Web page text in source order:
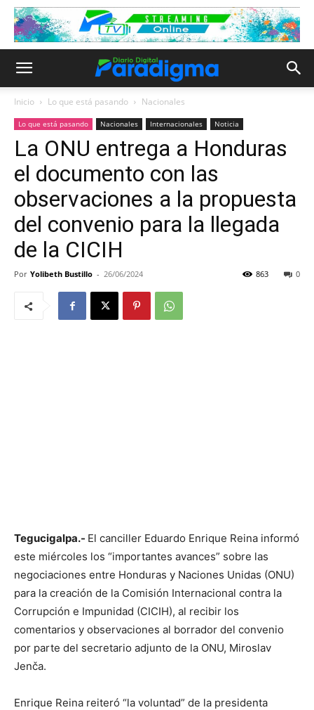
Inicio Lo que está pasando Nacionales
Lo que está pasando Nacionales Internacionales Noticia
La ONU entrega a Honduras
el documento con las
observaciones a la propuesta
del convenio para la llegada
de la CICIH
Por Yolibeth Bustillo - 26/06/2024 0
863
Tegucigalpa.- El canciller Eduardo Enrique Reina informó
este miércoles los “importantes avances” sobre las
negociaciones entre Honduras y Naciones Unidas (ONU)
para la creación de la Comisión Internacional contra la
Corrupción e Impunidad (CICIH), al recibir los
comentarios y observaciones al borrador del convenio
por parte del secretario adjunto de la ONU, Miroslav
Jenča.
Enrique Reina reiteró “la voluntad” de la presidenta